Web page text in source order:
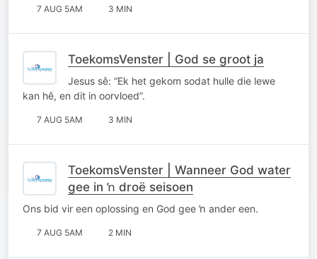
7 AUG 5AM 3 MIN
ToekomsVenster | God se groot ja
Jesus sê: “Ek het gekom sodat hulle die lewe
kan hê, en dit in oorvloed”.
7 AUG 5AM 3 MIN
ToekomsVenster | Wanneer God water
gee in ŉ droë seisoen
Ons bid vir een oplossing en God gee ŉ ander een.
7 AUG 5AM 2 MIN